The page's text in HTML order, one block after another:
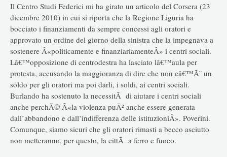
Il Centro Studi Federici mi ha girato un articolo del Corsera (23
dicembre 2010) in cui si riporta che la Regione Liguria ha
bocciato i finanziamenti da sempre concessi agli oratori e
approvato un ordine del giorno della sinistra che la impegnava a
sostenere Â«politicamente e finanziariamenteÂ» i centri sociali.
Lâ€™opposizione di centrodestra ha lasciato lâ€™aula per
protesta, accusando la maggioranza di dire che non câ€™Ã¨ un
soldo per gli oratori ma poi darli, i soldi, ai centri sociali.
Burlando ha sostenuto la necessitÃ di aiutare i centri sociali
anche perchÃ© Â«la violenza puÃ² anche essere generata
dall’abbandono e dall’indifferenza delle istituzioniÂ». Poverini.
Comunque, siamo sicuri che gli oratori rimasti a becco asciutto
non metteranno, per questo, la cittÃ a ferro e fuoco.